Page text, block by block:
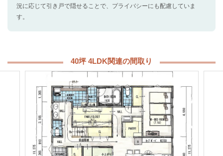
況に応じて引き戸で隠せることで、プライバシーにも配慮していま
す。
40坪 4LDK関連の間取り